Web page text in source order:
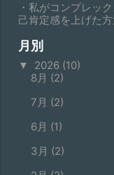
・私がコンプレッ
己肯定感を上げた
月別
▼ 2026 (10)
8月 (2)
7月 (2)
6月 (1)
3月 (2)